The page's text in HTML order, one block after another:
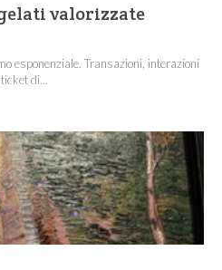
valorizzate
esponenziale. Transazioni, interazioni
di...